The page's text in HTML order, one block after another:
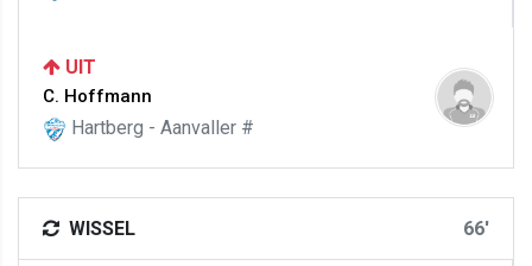
UIT
C. Hoffmann
Hartberg - Aanvaller #
WISSEL 66'